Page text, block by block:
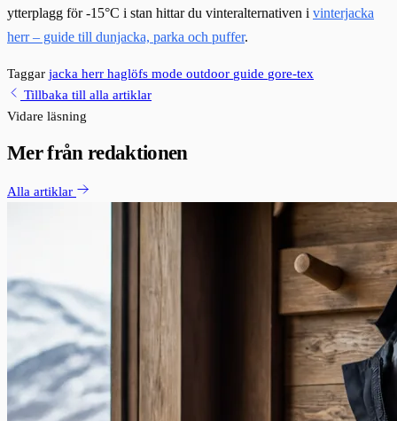
ytterplagg för -15°C i stan hittar du vinteralternativen i vinterjacka
herr – guide till dunjacka, parka och puffer.
Taggar jacka herr haglöfs mode outdoor guide gore-tex
Tillbaka till alla artiklar
Vidare läsning
Mer från redaktionen
Alla artiklar